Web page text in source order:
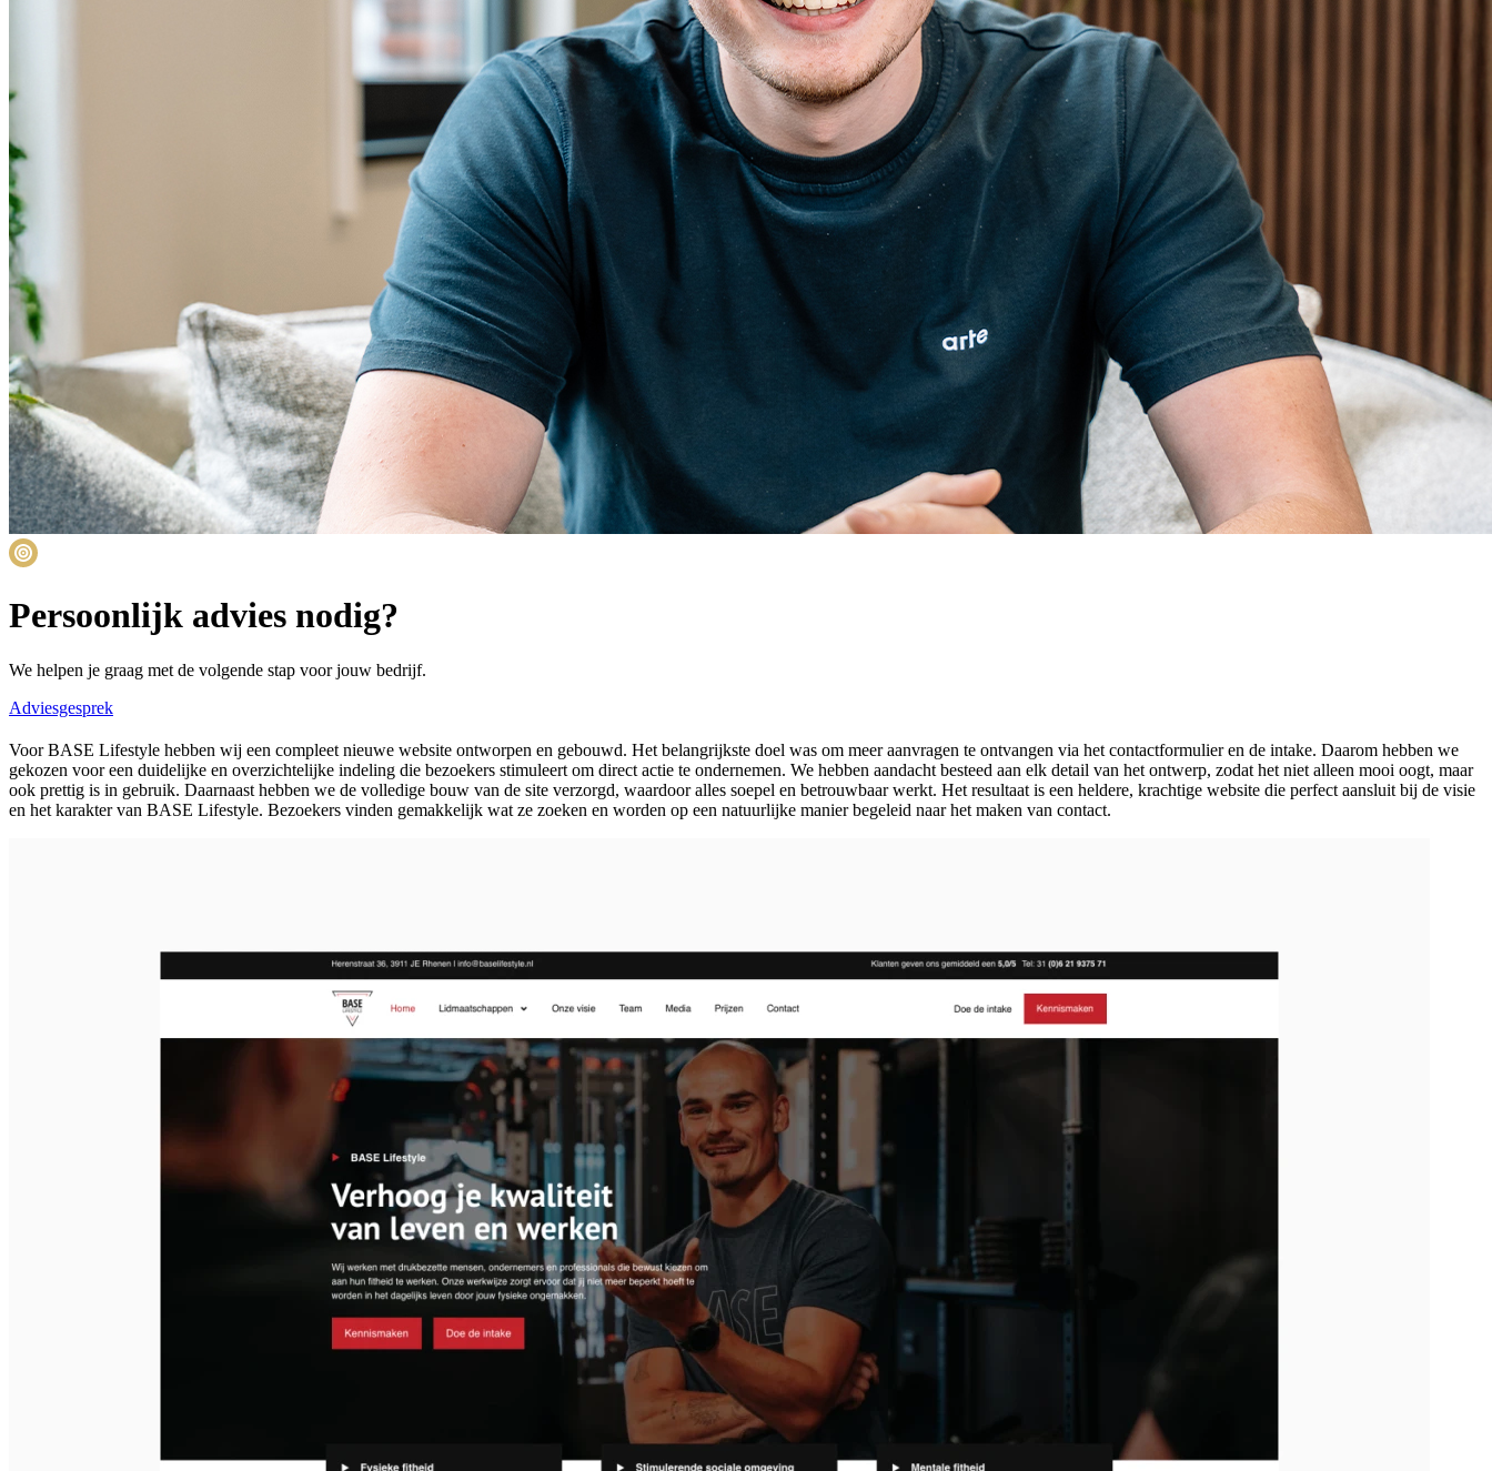
Persoonlijk advies nodig?
We helpen je graag met de volgende stap voor jouw bedrijf.
Adviesgesprek
Voor BASE Lifestyle hebben wij een compleet nieuwe website ontworpen en gebouwd. Het belangrijkste doel was om meer aanvragen te ontvangen via het contactformulier en de intake. Daarom hebben we
gekozen voor een duidelijke en overzichtelijke indeling die bezoekers stimuleert om direct actie te ondernemen. We hebben aandacht besteed aan elk detail van het ontwerp, zodat het niet alleen mooi oogt, maar
ook prettig is in gebruik. Daarnaast hebben we de volledige bouw van de site verzorgd, waardoor alles soepel en betrouwbaar werkt. Het resultaat is een heldere, krachtige website die perfect aansluit bij de visie
en het karakter van BASE Lifestyle. Bezoekers vinden gemakkelijk wat ze zoeken en worden op een natuurlijke manier begeleid naar het maken van contact.